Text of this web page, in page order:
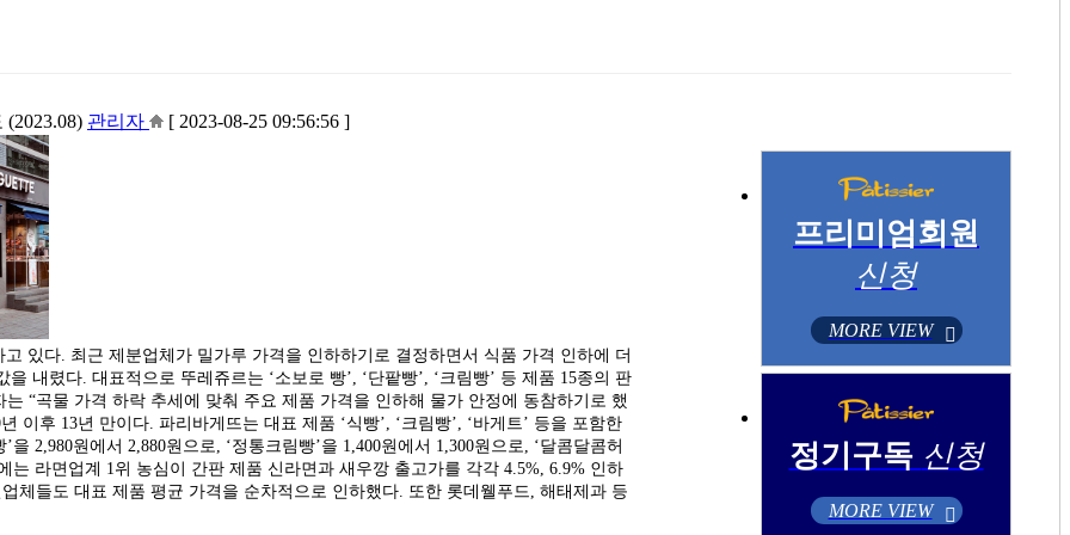
관리자 [ 2023-08-25 09:56:56 ]
있다. 최근 제분업체가 밀가루 가격을 인하하기로 결정하면서 식품 가격 인하에 더
내렸다. 대표적으로 뚜레쥬르는 ‘소보로 빵’, ‘단팥빵’, ‘크림빵’ 등 제품 15종의 판
“곡물 가격 하락 추세에 맞춰 주요 제품 가격을 인하해 물가 안정에 동참하기로 했
이후 13년 만이다. 파리바게뜨는 대표 제품 ‘식빵’, ‘크림빵’, ‘바게트’ 등을 포함한
2,980원에서 2,880원으로, ‘정통크림빵’을 1,400원에서 1,300원으로, ‘달콤달콤허
는 라면업계 1위 농심이 간판 제품 신라면과 새우깡 출고가를 각각 4.5%, 6.9% 인하
체들도 대표 제품 평균 가격을 순차적으로 인하했다. 또한 롯데웰푸드, 해태제과 등
프리미엄회원
신청
MORE VIEW
정기구독 신청
MORE VIEW